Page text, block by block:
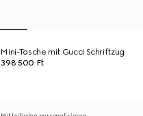
Mini-Tasche mit Gucci Schriftzug
398 500 Ft